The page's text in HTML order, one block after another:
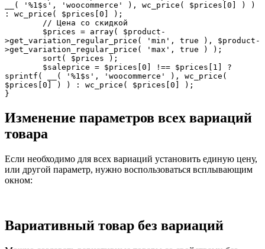
__( '%1$s', 'woocommerce' ), wc_price( $prices[0] ) )
: wc_price( $prices[0] );
>get_variation_regular_price( 'min', true ), $product-
>get_variation_regular_price( 'max', true ) );
sprintf( __( '%1$s', 'woocommerce' ), wc_price(
$prices[0] ) ) : wc_price( $prices[0] );
}
Изменение параметров всех вариаций
товара
Если необходимо для всех вариаций установить единую цену,
или другой параметр, нужно воспользоваться всплывающим
окном:
Вариативный товар без вариаций